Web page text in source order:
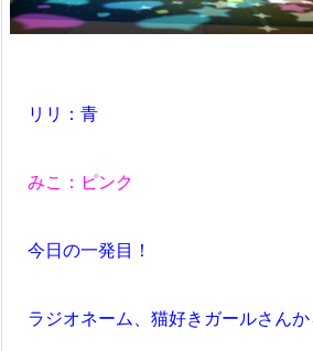
リリ：青
みこ：ピンク
今日の一発目！
ラジオネーム、猫好きガールさんか